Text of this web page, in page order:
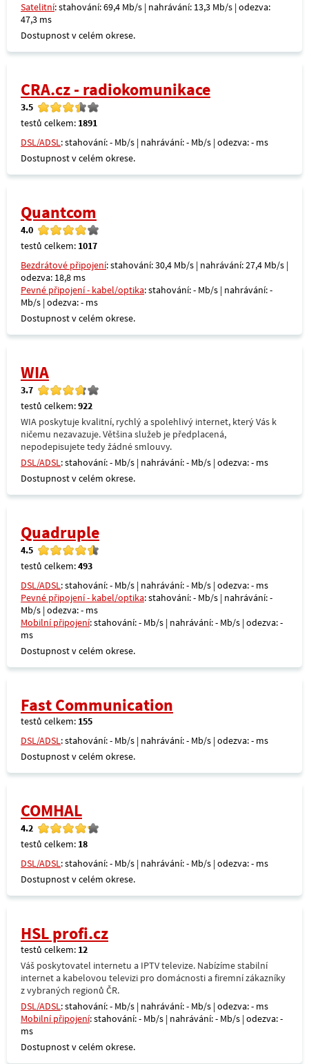
Satelitní: stahování: 69,4 Mb/s | nahrávání: 13,3 Mb/s | odezva:
47,3 ms
Dostupnost v celém okrese.
CRA.cz - radiokomunikace
3.5
testů celkem: 1891
DSL/ADSL: stahování: - Mb/s | nahrávání: - Mb/s | odezva: - ms
Dostupnost v celém okrese.
Quantcom
4.0
testů celkem: 1017
Bezdrátové připojení: stahování: 30,4 Mb/s | nahrávání: 27,4 Mb/s |
odezva: 18,8 ms
Pevné připojení - kabel/optika: stahování: - Mb/s | nahrávání: -
Mb/s | odezva: - ms
Dostupnost v celém okrese.
WIA
3.7
testů celkem:922
WIA poskytuje kvalitní, rychlý a spolehlivý internet, který Vás k
ničemu nezavazuje. Většina služeb je předplacená,
nepodepisujete tedy žádné smlouvy.
DSL/ADSL: stahování: - Mb/s | nahrávání: - Mb/s | odezva: - ms
Dostupnost v celém okrese.
Quadruple
4.5
testů celkem:493
DSL/ADSL: stahování: - Mb/s | nahrávání: - Mb/s | odezva: - ms
Pevné připojení - kabel/optika: stahování: - Mb/s | nahrávání: -
Mb/s | odezva: - ms
Mobilní připojení: stahování: - Mb/s | nahrávání: - Mb/s | odezva: -
ms
Dostupnost v celém okrese.
Fast Communication
testů celkem: 155
DSL/ADSL: stahování: - Mb/s | nahrávání: - Mb/s | odezva: - ms
Dostupnost v celém okrese.
COMHAL
4.2
testů celkem: 18
DSL/ADSL: stahování: - Mb/s | nahrávání: - Mb/s | odezva: - ms
Dostupnost v celém okrese.
HSL profi.cz
testů celkem: 12
Váš poskytovatel internetu a IPTV televize. Nabízíme stabilní
internet a kabelovou televizi pro domácnosti a firemní zákazníky
z vybraných regionů ČR.
DSL/ADSL: stahování: - Mb/s | nahrávání: - Mb/s | odezva: - ms
Mobilní připojení: stahování: - Mb/s | nahrávání: - Mb/s | odezva: -
ms
Dostupnost v celém okrese.